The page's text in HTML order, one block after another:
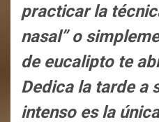
practicar la
nasal” o
de eucalipto te
Dedica la tarde a
intenso es la